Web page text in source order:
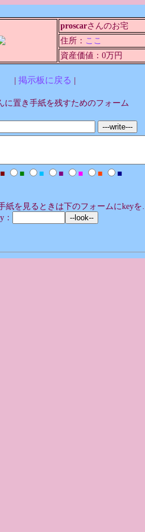
proscarさんのお宅
住所： ここ
資産価値：0万円
| 掲示板に戻る |
に置き手紙を残すためのフォーム
■ ■ ■ ■ ■ ■ ■
紙を見るときは下のフォームにkeyを…
：